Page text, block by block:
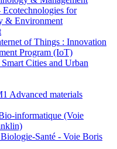
for
& Environment
of Things : Innovation
Program (IoT)
Cities and Urban
Advanced materials
informatique (Voie
Santé - Voie Boris